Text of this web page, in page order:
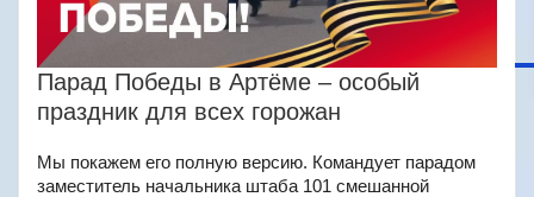
Парад Победы в Артёме – особый
праздник для всех горожан
Мы покажем его полную версию. Командует парадом
заместитель начальника штаба 101 смешанной